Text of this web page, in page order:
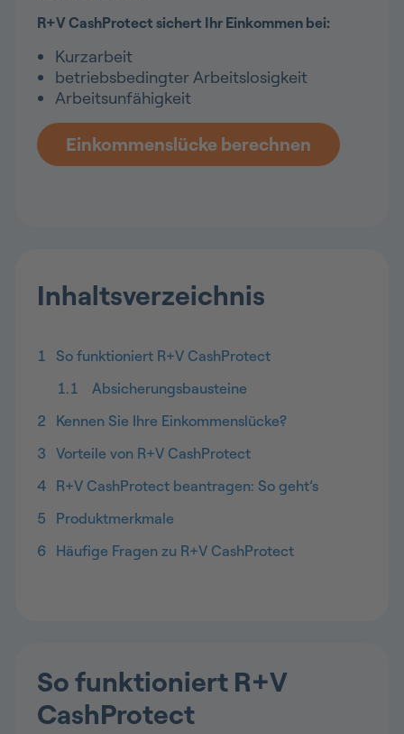
R+V CashProtect sichert Ihr Einkommen bei:
Kurzarbeit
betriebsbedingter Arbeitslosigkeit
Arbeitsunfähigkeit
Einkommenslücke berechnen
Inhaltsverzeichnis
1
So funktioniert R+V CashProtect
1.1
Absicherungsbausteine
2
Kennen Sie Ihre Einkommenslücke?
3 Vorteile von R+V CashProtect
4 R+V CashProtect beantragen: So geht’s
5
Produktmerkmale
6
Häufige Fragen zu R+V CashProtect
So funktioniert R+V
CashProtect